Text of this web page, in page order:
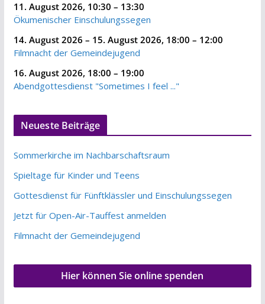
11. August 2026, 10:30 – 13:30
Ökumenischer Einschulungssegen
14. August 2026 – 15. August 2026, 18:00 – 12:00
Filmnacht der Gemeindejugend
16. August 2026, 18:00 – 19:00
Abendgottesdienst "Sometimes I feel ..."
Neueste Beiträge
Sommerkirche im Nachbarschaftsraum
Spieltage für Kinder und Teens
Gottesdienst für Fünftklässler und Einschulungssegen
Jetzt für Open-Air-Tauffest anmelden
Filmnacht der Gemeindejugend
Hier können Sie online spenden